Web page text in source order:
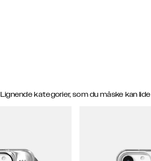
Lignende kategorier, som du måske kan lide